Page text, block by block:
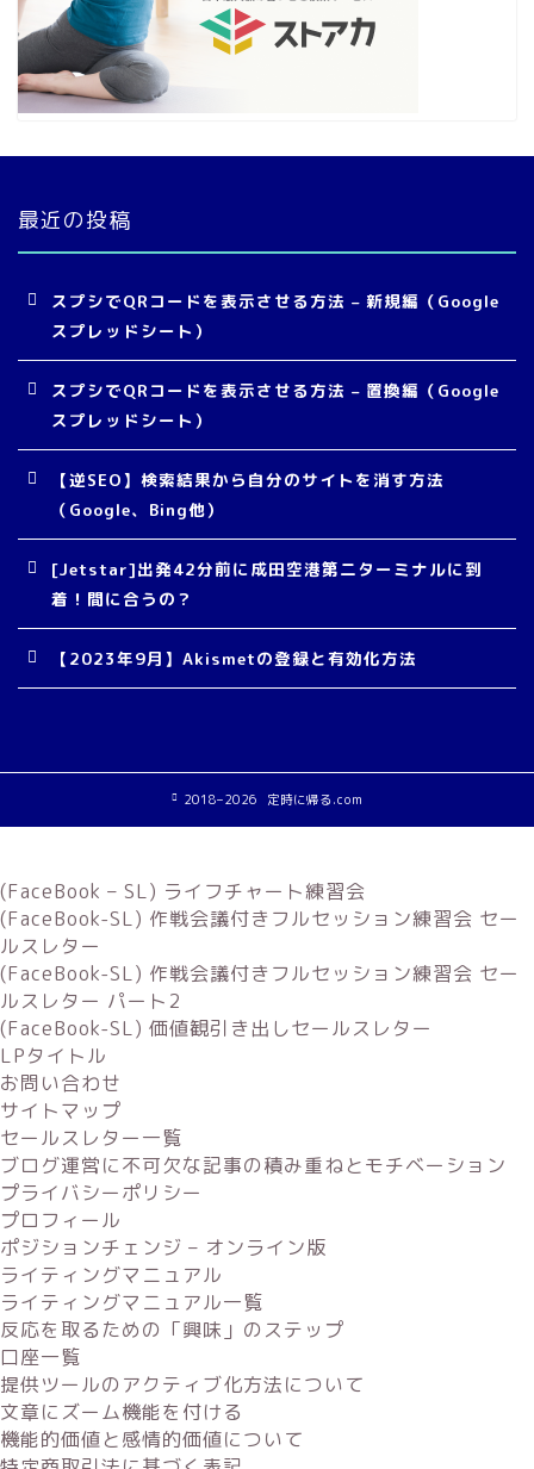
最近の投稿
スプシでQRコードを表示させる方法 – 新規編（Google
スプレッドシート）
スプシでQRコードを表示させる方法 – 置換編（Google
スプレッドシート）
【逆SEO】検索結果から自分のサイトを消す方法
（Google、Bing他）
[Jetstar]出発42分前に成田空港第二ターミナルに到
着！間に合うの？
【2023年9月】Akismetの登録と有効化方法
2018–2026 定時に帰る.com
(FaceBook – SL) ライフチャート練習会
(FaceBook-SL) 作戦会議付きフルセッション練習会 セー
ルスレター
(FaceBook-SL) 作戦会議付きフルセッション練習会 セー
ルスレター パート2
(FaceBook-SL) 価値観引き出しセールスレター
LPタイトル
お問い合わせ
サイトマップ
セールスレター一覧
ブログ運営に不可欠な記事の積み重ねとモチベーション
プライバシーポリシー
プロフィール
ポジションチェンジ – オンライン版
ライティングマニュアル
ライティングマニュアル一覧
反応を取るための「興味」のステップ
口座一覧
提供ツールのアクティブ化方法について
文章にズーム機能を付ける
機能的価値と感情的価値について